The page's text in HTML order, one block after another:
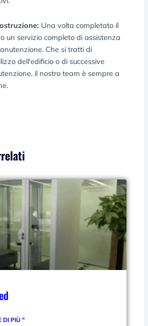
Una volta completato il
un servizio completo di assistenza
Che si tratti di
dell'edificio o di successive
il nostro team è sempre a
DI PIÙ "